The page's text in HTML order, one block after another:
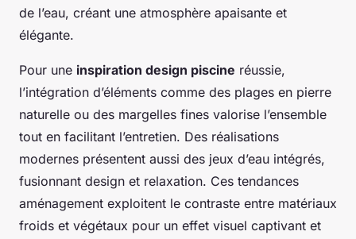
de l’eau, créant une atmosphère apaisante et
élégante.
Pour une inspiration design piscine réussie,
l’intégration d’éléments comme des plages en pierre
naturelle ou des margelles fines valorise l’ensemble
tout en facilitant l’entretien. Des réalisations
modernes présentent aussi des jeux d’eau intégrés,
fusionnant design et relaxation. Ces tendances
aménagement exploitent le contraste entre matériaux
froids et végétaux pour un effet visuel captivant et